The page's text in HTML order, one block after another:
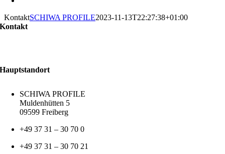
KontaktSCHIWA PROFILE2023-11-13T22:27:38+01:00
Kontakt
Hauptstandort
SCHIWA PROFILE
Muldenhütten 5
09599 Freiberg
+49 37 31 – 30 70 0
+49 37 31 – 30 70 21